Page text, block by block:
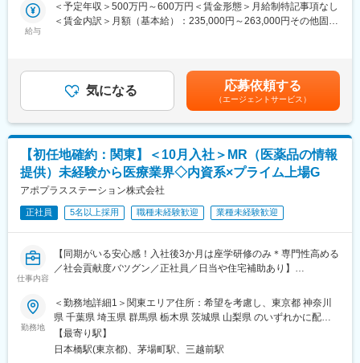
入社月が決まっているため同期も多く安心してスタート可能
具体的には、「どんな病気に効くか（効果）／副作用や注意点／
品質に問題はないか」をわかりやすく伝えます
自分が関わった薬が患者様の治療につながり、感謝されるやりが
いのある仕事です
＼求人のポイント／
◎未経験から医療業界へ｜大手製薬会社のプロジェクトで働ける
◎3ヶ月研修＋OJTでゼロから育成｜専門性の高いキャリア形成
◎年収500万円～＋社宅補助あり｜収入アップ可能
◎異業種出身者（営業、接客、旅行・ホテル、介護、公務員、教
■入社後の流れ
▽約3ヶ月の研修（医療知識・業務理解）
けながら実務習得
▽キャリア形成（MR経験者スペシャリスト・管理職や本社管理職
へのキャリアアップ＆キャリアチェンジの可能性アリ）
■充実した研修制度
給与
＜予定年収＞500万円～600万円＜賃金形態＞月給制特記事項なし
＜賃金内訳＞月額（基本給）：235,000円～263,000円その他固定
を全額支給 ■賞与年2回（昨年度実績4.2ヶ月）、報酬改定年1回■
全国勤務が可能な方は、50万円の一時金を支給(3ヶ月の試用期間
後の翌月給与で支給)賃金はあくまでも目安の金額であり、選考を
通じて上下する可能性があります。月給(月額)は固定手当を含めた
表記です。
気になる 応募依頼する
（エージェントサービス）
【初任地確約：関東】＜10月入社＞MR（医薬品の情報
提供）未経験から医療業界◇内資系×プライム上場G
アポプラスステーション株式会社
正社員 5名以上採用 職種未経験歓迎 業種未経験歓迎
仕事内容
【同期がいる安心感！入社後3か月は座学研修のみ＊専門性高める
／社会貢献度バツグン／正社員／日当や住宅補助あり】
★本ポジションは、未経験から医療業界で活躍できます！
・医療を通じて社会に貢献したい
・仕事を通じて学びを深め自己の成長を実感したい
・専門職として知識、技能を身に付けたい
・内資系の安定企業で働きたい
勤務地
＜勤務地詳細1＞関東エリア住所：希望を考慮し、東京都 神奈川
県 千葉県 埼玉県 群馬県 栃木県 茨城県 山梨県 のいずれかに配属
致します。受動喫煙対策：屋内全面禁煙＜勤務地詳細2＞本社住
所：東京都中央区日本橋2-14-1 フロントプレイス日本橋勤務地最
【最寄り駅】
日本橋駅(東京都)、茅場町駅、三越前駅